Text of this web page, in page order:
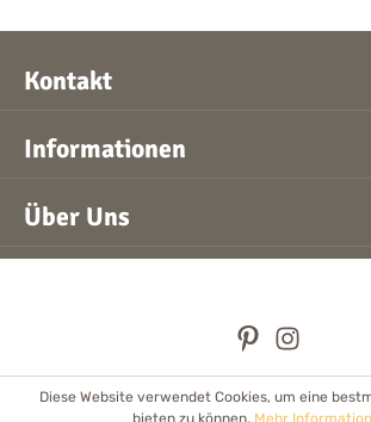
Kontakt
Informationen
Über Uns
* Alle Preise inkl. gesetzl. Mehrwertsteuer
Diese Website verwendet Cookies, um eine
bieten zu können. Mehr